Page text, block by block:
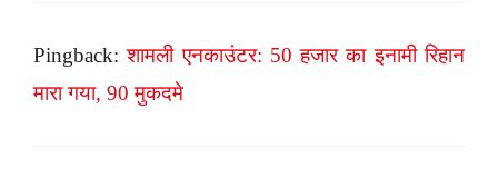
Pingback:शामली एनकाउंटर: 50 हजार का इनामी रिहान
मारा गया, 90 मुकदमे